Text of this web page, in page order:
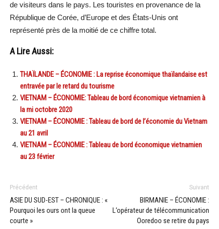
de visiteurs dans le pays. Les touristes en provenance de la
République de Corée, d’Europe et des États-Unis ont
représenté près de la moitié de ce chiffre total.
A Lire Aussi:
THAÏLANDE – ÉCONOMIE : La reprise économique thaïlandaise est
entravée par le retard du tourisme
VIETNAM – ÉCONOMIE: Tableau de bord économique vietnamien à
la mi octobre 2020
VIETNAM – ÉCONOMIE : Tableau de bord de l’économie du Vietnam
au 21 avril
VIETNAM – ÉCONOMIE : Tableau de bord économique vietnamien
au 23 février
Précédent
ASIE DU SUD-EST – CHRONIQUE : «
Pourquoi les ours ont la queue
courte »
Suivant
BIRMANIE – ÉCONOMIE :
L’opérateur de télécommunication
Ooredoo se retire du pays